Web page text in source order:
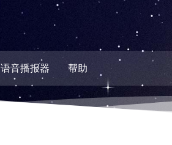
语音播报器 帮助